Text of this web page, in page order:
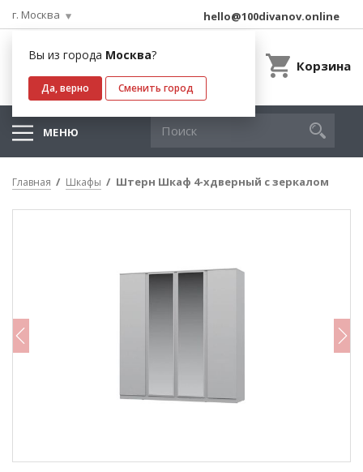
г. Москва
Вы из города Москва?
Да, верно Сменить город
hello@100divanov.online
Корзина
МЕНЮ
Главная Шкафы Штерн Шкаф 4-хдверный с зеркалом